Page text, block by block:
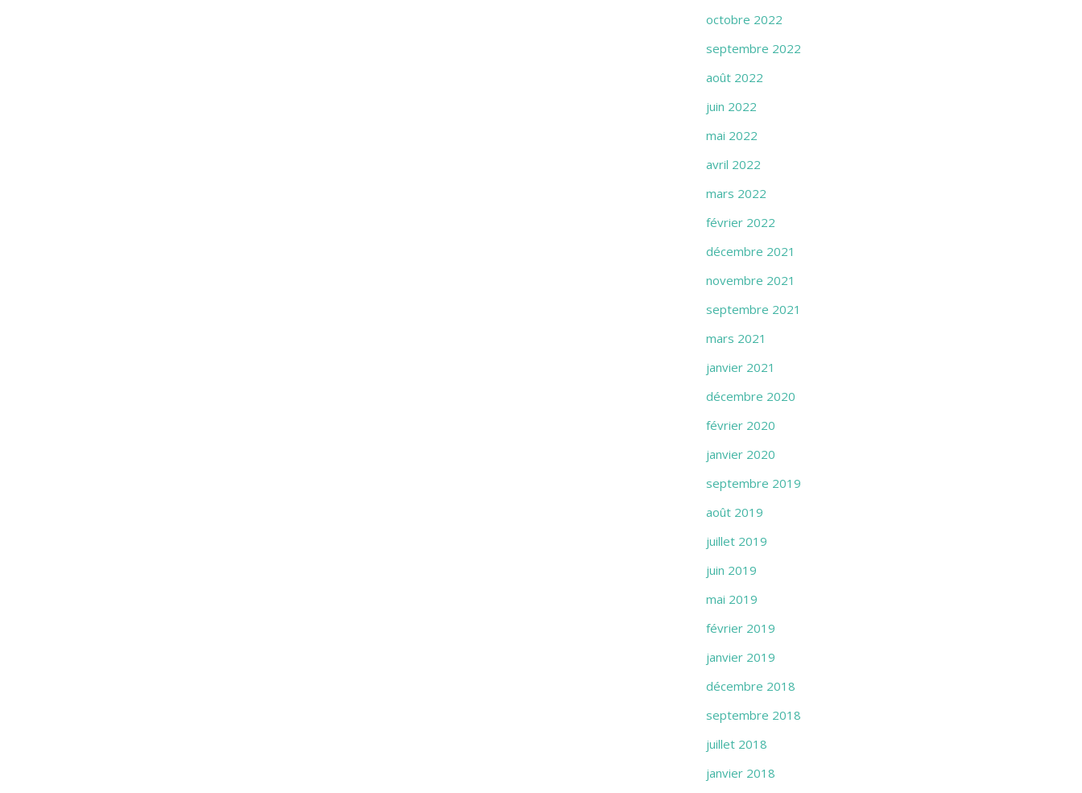
octobre 2022
septembre 2022
août 2022
juin 2022
mai 2022
avril 2022
mars 2022
février 2022
décembre 2021
novembre 2021
septembre 2021
mars 2021
janvier 2021
décembre 2020
février 2020
janvier 2020
septembre 2019
août 2019
juillet 2019
juin 2019
mai 2019
février 2019
janvier 2019
décembre 2018
septembre 2018
juillet 2018
janvier 2018